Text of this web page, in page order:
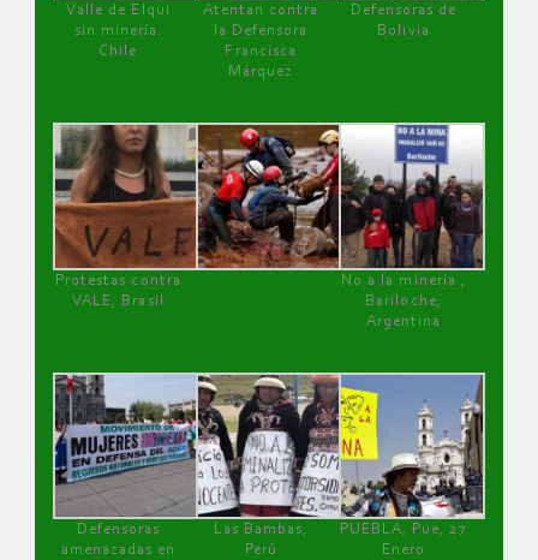
Valle de Elqui
sin minería.
Chile
Atentan contra
la Defensora
Francisca
Márquez
Defensoras de
Bolivia
Protestas contra
VALE, Brasil
No a la minería ,
Bariloche,
Argentina
Defensoras
amenazadas en
Las Bambas,
Perú
PUEBLA, Pue, 27
Enero